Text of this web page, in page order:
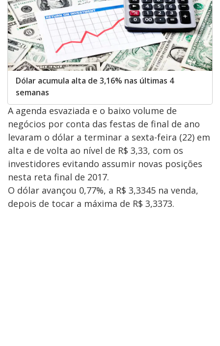
Dólar acumula alta de 3,16% nas últimas 4
semanas
A agenda esvaziada e o baixo volume de
negócios por conta das festas de final de ano
levaram o dólar a terminar a sexta-feira (22) em
alta e de volta ao nível de R$ 3,33, com os
investidores evitando assumir novas posições
nesta reta final de 2017.
O dólar avançou 0,77%, a R$ 3,3345 na venda,
depois de tocar a máxima de R$ 3,3373.